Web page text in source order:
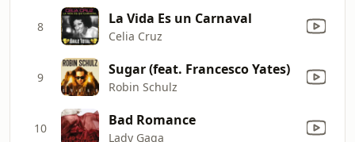
8 La Vida Es un Carnaval
Celia Cruz
9 Sugar (feat. Francesco Yates)
Robin Schulz
10 Bad Romance
Lady Gaga